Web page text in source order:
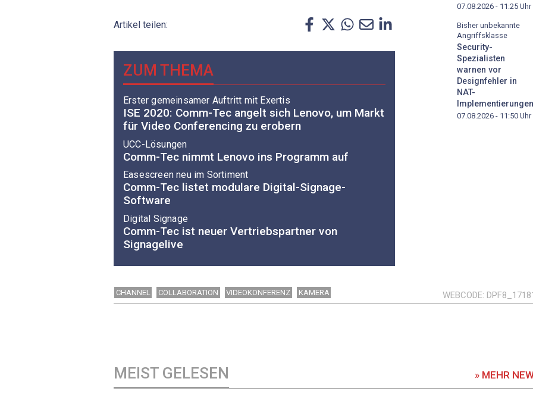
Artikel teilen:
ZUM THEMA
Erster gemeinsamer Auftritt mit Exertis
ISE 2020: Comm-Tec angelt sich Lenovo, um Markt
für Video Conferencing zu erobern
UCC-Lösungen
Comm-Tec nimmt Lenovo ins Programm auf
Easescreen neu im Sortiment
Comm-Tec listet modulare Digital-Signage-
Software
Digital Signage
Comm-Tec ist neuer Vertriebspartner von
Signagelive
07.08.2026 - 11:25 Uhr
Bisher unbekannte
Angriffsklasse
Security-
Spezialisten
warnen vor
Designfehler in
NAT-
Implementierungen
07.08.2026 - 11:50 Uhr
CHANNEL COLLABORATION VIDEOKONFERENZ KAMERA WEBCODE
MEIST GELESEN » MEHR